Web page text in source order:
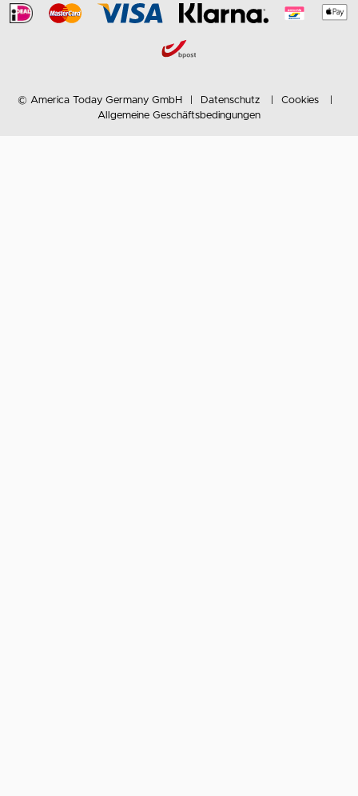
© America Today Germany GmbH Datenschutz
Cookies
Allgemeine Geschäftsbedingungen